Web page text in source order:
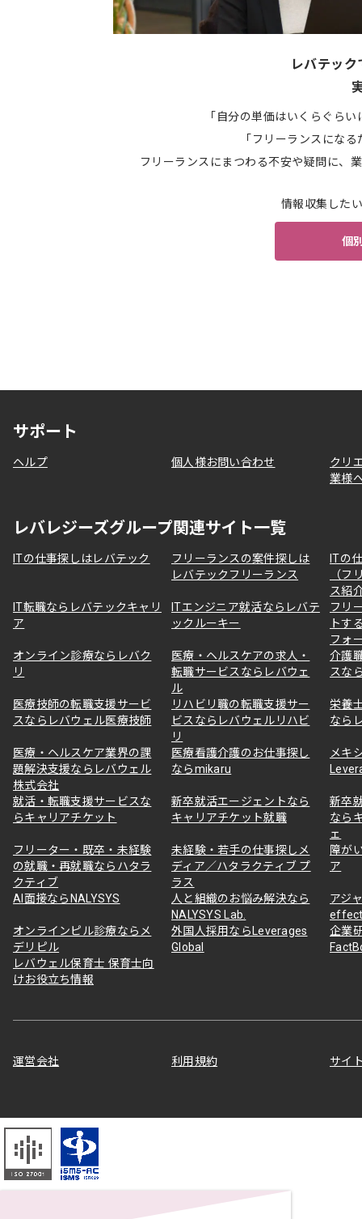
レバテッ
「自分の単価はいくらぐら
「フリーランスにな
フリーランスにまつわる不安や疑問に、
情報収集した
個
サポート
ヘルプ 個人様お問い合わせ
クリ
業様
レバレジーズグループ関連サイト一覧
ITの仕事探しはレバテック
フリーランスの案件探しは
レバテックフリーランス
ITの
（フ
ス紹
IT転職ならレバテックキャリ
ア
ITエンジニア就活ならレバテ
ックルーキー
フリ
トす
フォ
オンライン診療ならレバク
リ
医療・ヘルスケアの求人・
転職サービスならレバウェ
ル
介護
スな
医療技師の転職支援サービ
スならレバウェル医療技師
リハビリ職の転職支援サー
ビスならレバウェルリハビ
リ
栄養
なら
医療・ヘルスケア業界の課
題解決支援ならレバウェル
株式会社
医療看護介護のお仕事探し
ならmikaru
メキ
就活・転職支援サービスな
らキャリアチケット
新卒就活エージェントなら
キャリアチケット就職
新卒
なら
ェ
フリーター・既卒・未経験
の就職・再就職ならハタラ
クティブ
未経験・若手の仕事探しメ
ディア／ハタラクティブ プ
ラス
障が
ア
AI面接ならNALYSYS
人と組織のお悩み解決なら
NALYSYS Lab.
アジ
オンラインピル診療ならメ
デリピル
外国人採用ならLeverages
Global
企業
レバウェル保育士 保育士向
けお役立ち情報
運営会社 利用規約 サイ